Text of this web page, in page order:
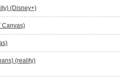
(Disney+)
Canvas)
(reality)